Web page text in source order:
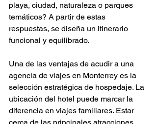
playa, ciudad, naturaleza o parques
temáticos? A partir de estas
respuestas, se diseña un itinerario
funcional y equilibrado.
Una de las ventajas de acudir a una
agencia de viajes en Monterrey es la
selección estratégica de hospedaje. La
ubicación del hotel puede marcar la
diferencia en viajes familiares. Estar